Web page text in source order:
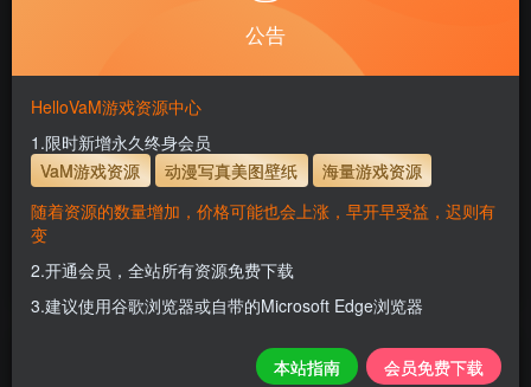
永久至尊会员终生有效
会员免费下载资源
主流网盘——高速下载
支付页面打不开或支付后不跳转请联系QQ：3317425885
开通会员【免费下载】全站资源！
1.为了资源不失效！请不要在线解压！
2.请先保存到自己网盘后再下载！
3.有任何问题请联系客服或评论留言。
菲利丝的炼金工房：不可思议旅的炼金术士DX
公告
HelloVaM游戏资源中心
1.限时新增永久终身会员
VaM游戏资源
动漫写真美图壁纸
海量游戏资源
随着资源的数量增加，价格可能也会上涨，早开早受益，迟则有
变
2.开通会员，全站所有资源免费下载
3.建议使用谷歌浏览器或自带的Microsoft Edge浏览器
本站指南 会员免费下载